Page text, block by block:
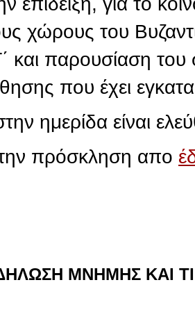
χώρους του
και παρουσίαση του
που έχει
ημερίδα είναι
πρόσκληση απο
ΜΝΗΜΗΣ ΚΑΙ